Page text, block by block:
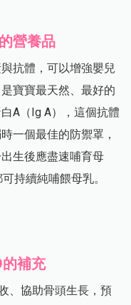
營養品
抗體，可以增強嬰兒
寶寶最天然、最好的
A（Ig A），這個抗體
一個最佳的防禦罩，
生後應盡速哺育母
持續純哺餵母乳。
補充
、協助骨頭生長，預